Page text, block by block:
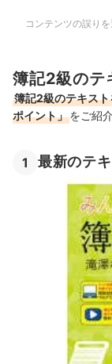
コンテンツの誤り
簿記2級のテ
簿記2級のテキス
ポイント」をご紹
1 最新のテ